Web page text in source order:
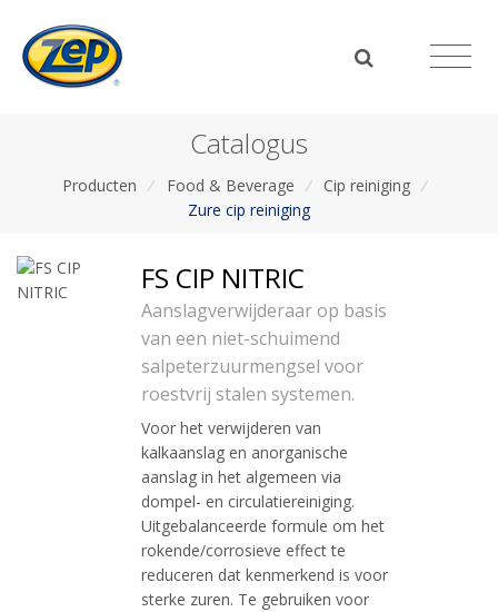
Catalogus
Producten / Food & Beverage / Cip reiniging /
Zure cip reiniging
FS CIP NITRIC
Aanslagverwijderaar op basis
van een niet-schuimend
salpeterzuurmengsel voor
roestvrij stalen systemen.
Voor het verwijderen van
kalkaanslag en anorganische
aanslag in het algemeen via
dompel- en circulatiereiniging.
Uitgebalanceerde formule om het
rokende/corrosieve effect te
reduceren dat kenmerkend is voor
sterke zuren. Te gebruiken voor